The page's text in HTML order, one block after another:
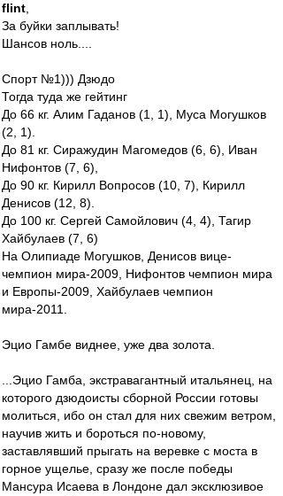
flint
За буйки заплывать!
Шансов ноль....
Спорт №1))) Дзюдо
Тогда туда же гейтинг
До 66 кг. Алим Гаданов (1, 1), Муса Могушков
(2, 1).
До 81 кг. Сиражудин Магомедов (6, 6), Иван
Нифонтов (7, 6),
До 90 кг. Кирилл Вопросов (10, 7), Кирилл
Денисов (12, 8).
До 100 кг. Сергей Самойлович (4, 4), Тагир
Хайбулаев (7, 6)
На Олипиаде Могушков, Денисов вице-
чемпион мира-2009, Нифонтов чемпион мира
и Европы-2009, Хайбулаев чемпион
мира-2011.
Эцио Гамбе виднее, уже два золота.
...Эцио Гамба, экстравагантный итальянец, на
которого дзюдоисты сборной России готовы
молиться, ибо он стал для них свежим ветром,
научив жить и бороться по-новому,
заставлявший прыгать на веревке с моста в
горное ущелье, сразу же после победы
Мансура Исаева в Лондоне дал эксклюзивое